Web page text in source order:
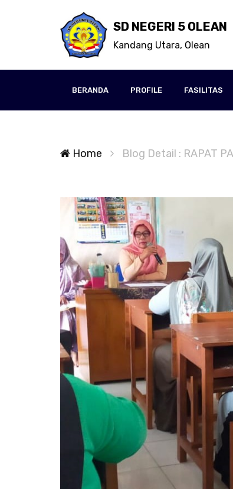
SD NEGERI 5 OLEAN
Kandang Utara, Olean
BERANDA PROFILE FASILITAS
Home Blog Detail : RAPAT